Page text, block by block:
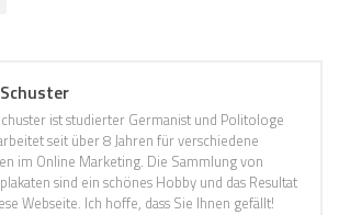
ist studierter Germanist und Politologe
seit über 8 Jahren für verschiedene
im Online Marketing. Die Sammlung von
sind ein schönes Hobby und das Resultat
Webseite. Ich hoffe, dass Sie Ihnen gefällt!